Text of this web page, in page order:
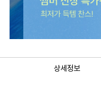
상세정보